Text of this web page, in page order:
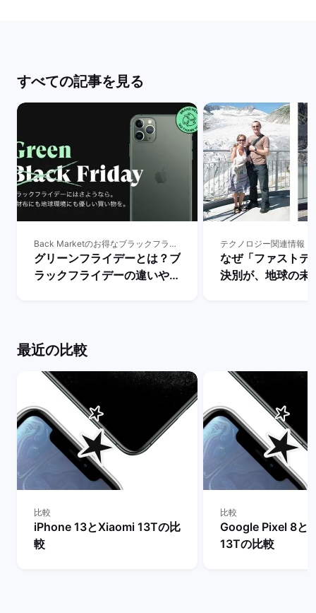
すべての記事を見る
Back Marketのお得なブラックフライデー
グリーンフライデーとは？ブ
ラックフライデーの違いやサ
テクノロジー関連情報
なぜ「ファストテ
決別が、地球の未
最近の比較
比較
iPhone 13とXiaomi 13Tの比
較
比較
Google Pixel 8と
13Tの比較